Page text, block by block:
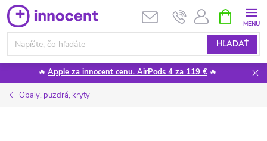
Prejsť
na
obsah
HĽADAŤ
KOŠÍK
🔥 Apple za innocent cenu. AirPods 4 za 119 € 🔥
Obaly, puzdrá, kryty